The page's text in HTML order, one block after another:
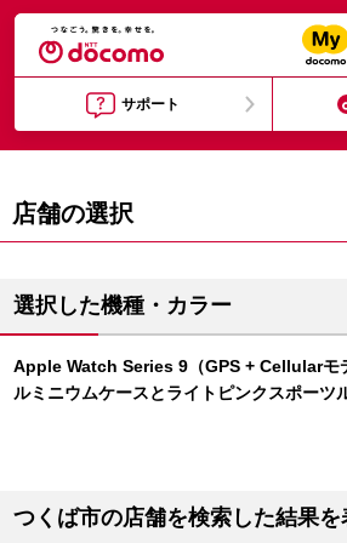
サポート
店舗の選択
選択した機種・カラー
Apple Watch Series 9（GPS + Cellularモ
ルミニウムケースとライトピンクスポーツ
つくば市の店舗を検索した結果